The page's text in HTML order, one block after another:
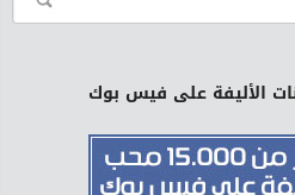
الأليفة على فيس بوك